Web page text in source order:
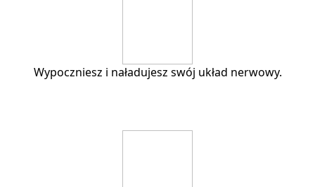
Wypoczniesz i naładujesz swój układ nerwowy.